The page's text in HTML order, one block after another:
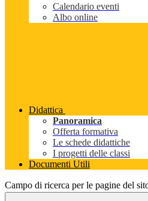
Calendario eventi
Albo online
Didattica
Panoramica
Offerta formativa
Le schede didattiche
I progetti delle classi
Documenti Utili
Campo di ricerca per le pagine del